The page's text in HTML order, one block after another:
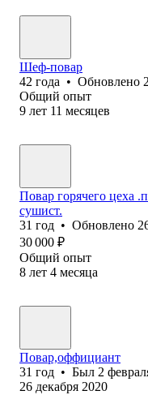
Шеф-повар
42 года • Обновлено
Общий опыт
9 лет 11 месяцев
Повар горячего цеха
сушист.
31 год • Обновлено
30 000 ₽
Общий опыт
8 лет 4 месяца
Повар,оффициант
31 год • Был 2
26 декабря 2020